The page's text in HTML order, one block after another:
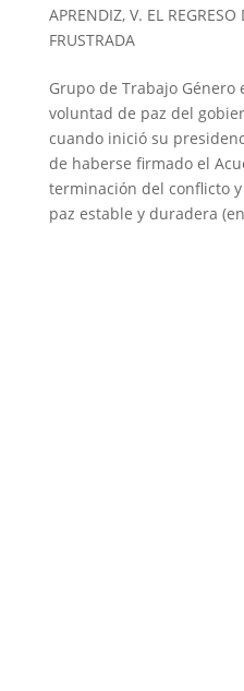
APRENDIZ, V. EL
FRUSTRADA
Grupo de Trabajo Género
voluntad de paz del
cuando inició su
de haberse firmado el
terminación del conflicto
paz estable y duradera